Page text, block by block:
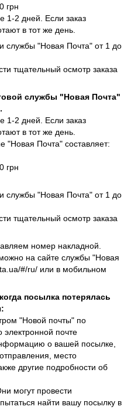
грн
1-2 дней. Если заказ
в тот же день.
службы "Новая Почта" от 1 до
тщательный осмотр заказа
службы "Новая Почта"
1-2 дней. Если заказ
в тот же день.
"Новая Почта" составляет:
грн
службы "Новая Почта" от 1 до
тщательный осмотр заказа
номер накладной.
на сайте службы "Новая
#/ru/ или в мобильном
посылка потерялась
"Новой почты" по
почте
о вашей посылке,
место
другие подробности об
могут провести
найти вашу посылку в